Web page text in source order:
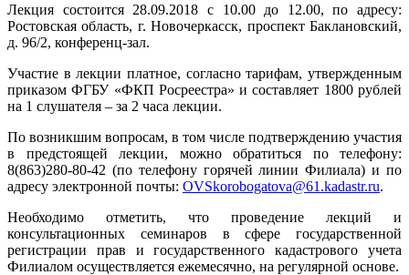
Лекция состоится 28.09.2018 с 10.00 до 12.00, по адресу:
Ростовская область, г. Новочеркасск, проспект Баклановский,
д. 96/2, конференц-зал.
Участие в лекции платное, согласно тарифам, утвержденным
приказом ФГБУ «ФКП Росреестра» и составляет 1800 рублей
на 1 слушателя – за 2 часа лекции.
По возникшим вопросам, в том числе подтверждению участия
в предстоящей лекции, можно обратиться по телефону:
8(863)280-80-42 (по телефону горячей линии Филиала) и по
адресу электронной почты: OVSkorobogatova@61.kadastr.ru.
Необходимо отметить, что проведение лекций и
консультационных семинаров в сфере государственной
регистрации прав и государственного кадастрового учета
Филиалом осуществляется ежемесячно, на регулярной основе.